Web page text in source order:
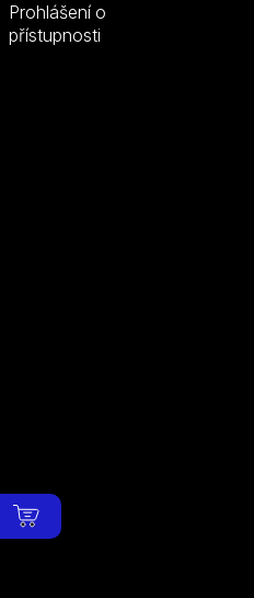
Prohlášení o
přístupnosti